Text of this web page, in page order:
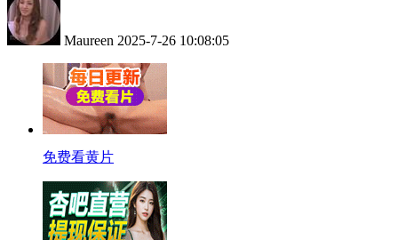
Maureen 2025-7-26 10:08:05
免费看黄片